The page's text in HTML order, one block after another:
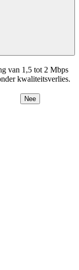
van 1,5 tot 2 Mbps
kwaliteitsverlies.
Nee